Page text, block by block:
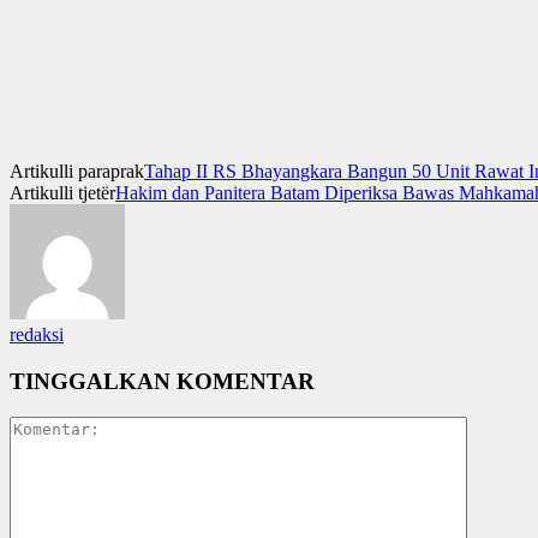
Artikulli paraprakTahap II RS Bhayangkara Bangun 50 Unit Rawat
Artikulli tjetërHakim dan Panitera Batam Diperiksa Bawas
redaksi
TINGGALKAN KOMENTAR